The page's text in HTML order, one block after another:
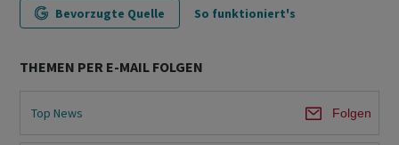
Bevorzugte Quelle So funktioniert's
THEMEN PER E-MAIL FOLGEN
Top News Folgen